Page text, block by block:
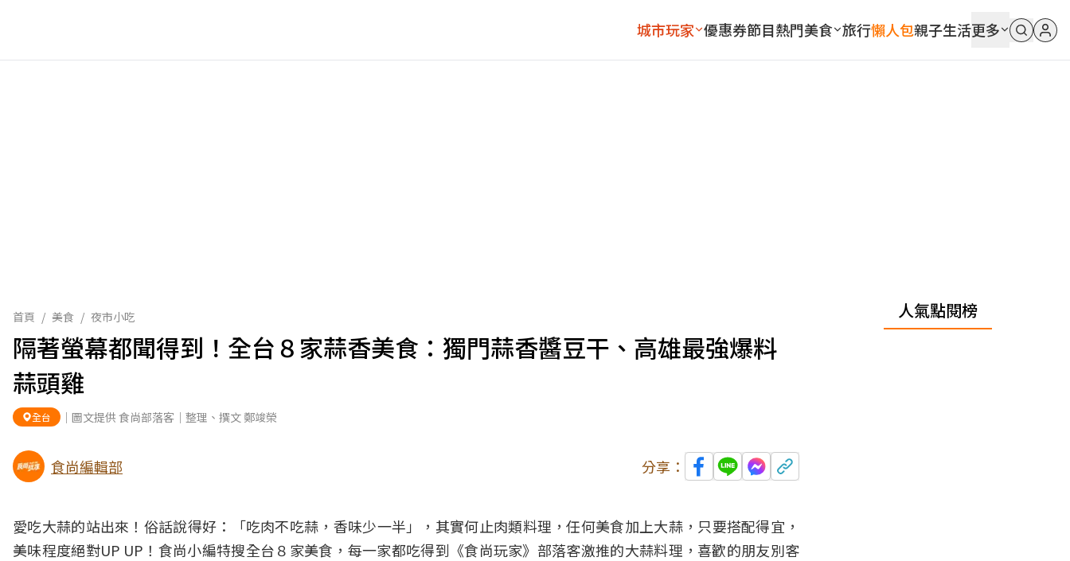
城市玩家 優惠券節目熱門美食 旅行懶人包親子生活更多
首頁 / 美食 / 夜市小吃
隔著螢幕都聞得到！全台８家蒜香美食：獨門蒜香醬豆干、高雄最強爆料
蒜頭雞
全台 ｜圖文提供 食尚部落客｜整理、撰文 鄭竣榮
食尚編輯部 分享：
愛吃大蒜的站出來！俗話說得好：「吃肉不吃蒜，香味少一半」，其實何止肉類料理，任何美食加上大蒜，只要搭配得宜，
美味程度絕對UP UP！食尚小編特搜全台８家美食 ，每一家都吃得到《食尚玩家》 部落客激推的大蒜料理，喜歡的朋友別客
人氣點閱榜